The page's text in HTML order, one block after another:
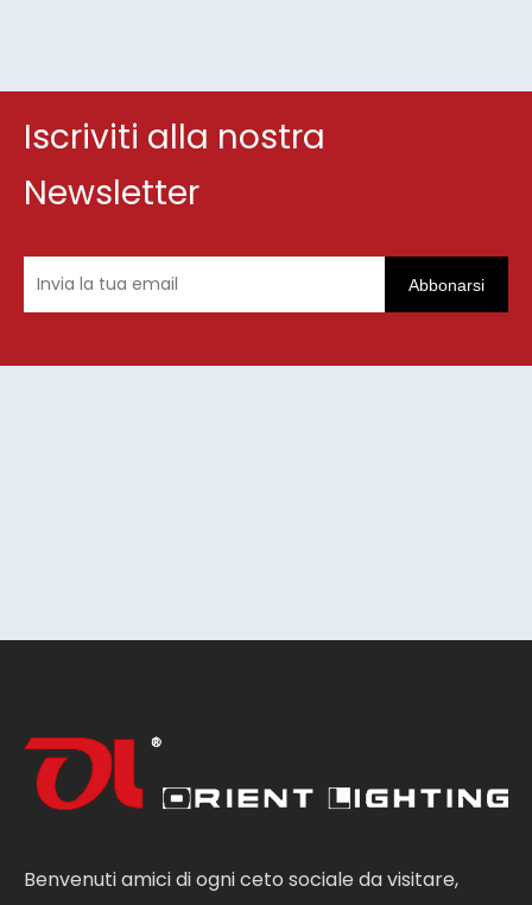
Iscriviti alla nostra
Newsletter
Abbonarsi
Benvenuti amici di ogni ceto sociale da visitare,